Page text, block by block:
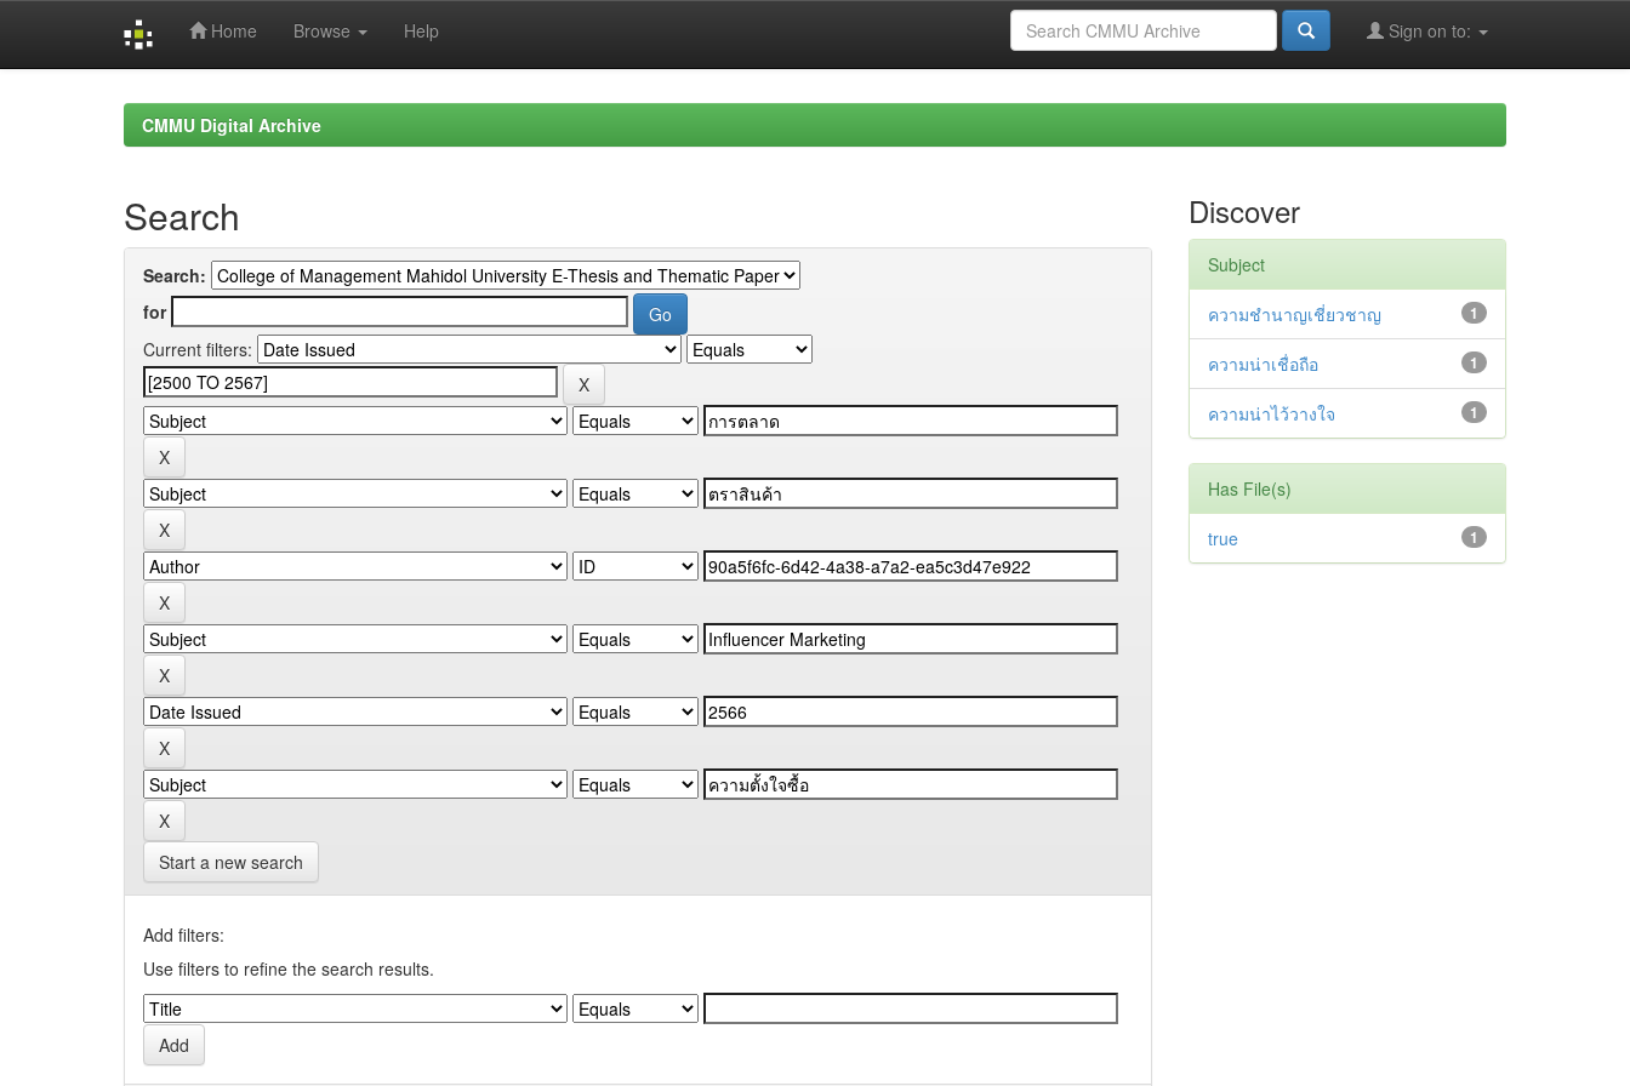
Home Browse Help Sign on to:
CMMU Digital Archive
Search
Search:
for
Current filters:
Start a new search
Add filters:
Use filters to refine the search results.
Discover
Subject
1
ความชำนาญเชี่ยวชาญ
1
ความน่าเชื่อถือ
1
ความน่าไว้วางใจ
Has File(s)
1
true